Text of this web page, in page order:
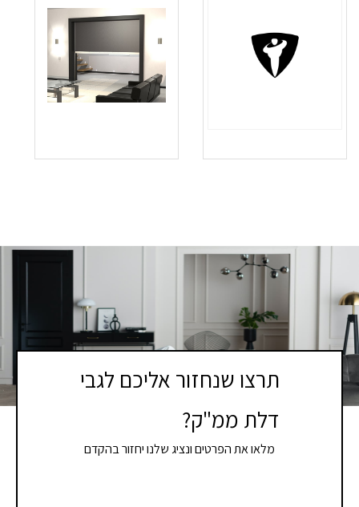
תרצו שנחזור אליכם לגבי
דלת ממ"ק?
מלאו את הפרטים ונציג שלנו יחזור בהקדם